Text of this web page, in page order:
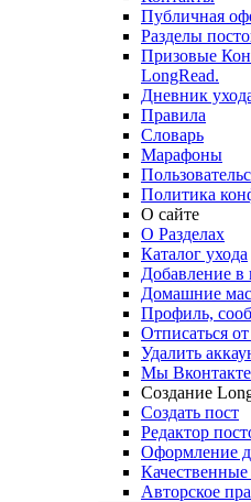
Публичная
Разделы
Призовые
LongRead.
Дневник
Правила
Словарь
Марафоны
Политика
О сайте
О Разделах
Каталог ухода
Добавление в
Домашние
Профиль,
Отписаться
Удалить
Мы Вконтакте
Создание
Создать пост
Редактор
Оформление
Авторское